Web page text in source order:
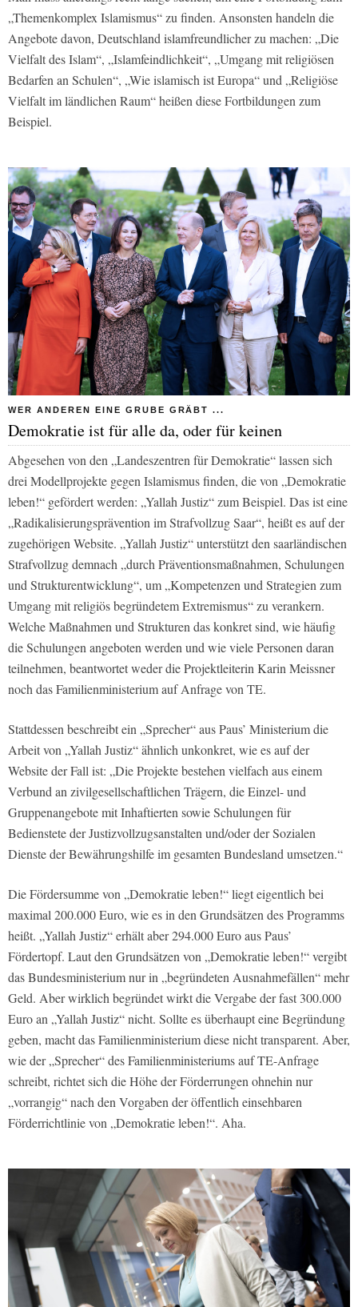
„Themenkomplex Islamismus“ zu finden. Ansonsten handeln die
Angebote davon, Deutschland islamfreundlicher zu machen: „Die
Vielfalt des Islam“, „Islamfeindlichkeit“, „Umgang mit religiösen
Bedarfen an Schulen“, „Wie islamisch ist Europa“ und „Religiöse
Vielfalt im ländlichen Raum“ heißen diese Fortbildungen zum
Beispiel.
WER ANDEREN EINE GRUBE GRÄBT ...
Demokratie ist für alle da, oder für keinen
Abgesehen von den „Landeszentren für Demokratie“ lassen sich
drei Modellprojekte gegen Islamismus finden, die von „Demokratie
leben!“ gefördert werden: „Yallah Justiz“ zum Beispiel. Das ist eine
„Radikalisierungsprävention im Strafvollzug Saar“, heißt es auf der
zugehörigen Website. „Yallah Justiz“ unterstützt den saarländischen
Strafvollzug demnach „durch Präventionsmaßnahmen, Schulungen
und Strukturentwicklung“, um „Kompetenzen und Strategien zum
Umgang mit religiös begründetem Extremismus“ zu verankern.
Welche Maßnahmen und Strukturen das konkret sind, wie häufig
die Schulungen angeboten werden und wie viele Personen daran
teilnehmen, beantwortet weder die Projektleiterin Karin Meissner
noch das Familienministerium auf Anfrage von TE.
Stattdessen beschreibt ein „Sprecher“ aus Paus’ Ministerium die
Arbeit von „Yallah Justiz“ ähnlich unkonkret, wie es auf der
Website der Fall ist: „Die Projekte bestehen vielfach aus einem
Verbund an zivilgesellschaftlichen Trägern, die Einzel- und
Gruppenangebote mit Inhaftierten sowie Schulungen für
Bedienstete der Justizvollzugsanstalten und/oder der Sozialen
Dienste der Bewährungshilfe im gesamten Bundesland umsetzen.“
Die Fördersumme von „Demokratie leben!“ liegt eigentlich bei
maximal 200.000 Euro, wie es in den Grundsätzen des Programms
heißt. „Yallah Justiz“ erhält aber 294.000 Euro aus Paus’
Fördertopf. Laut den Grundsätzen von „Demokratie leben!“ vergibt
das Bundesministerium nur in „begründeten Ausnahmefällen“ mehr
Geld. Aber wirklich begründet wirkt die Vergabe der fast 300.000
Euro an „Yallah Justiz“ nicht. Sollte es überhaupt eine Begründung
geben, macht das Familienministerium diese nicht transparent. Aber,
wie der „Sprecher“ des Familienministeriums auf TE-Anfrage
schreibt, richtet sich die Höhe der Förderrungen ohnehin nur
„vorrangig“ nach den Vorgaben der öffentlich einsehbaren
Förderrichtlinie von „Demokratie leben!“. Aha.